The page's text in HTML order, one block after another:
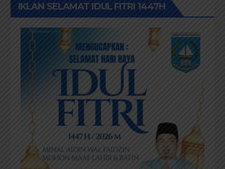
IKLAN SELAMAT IDUL FITRI 1447H